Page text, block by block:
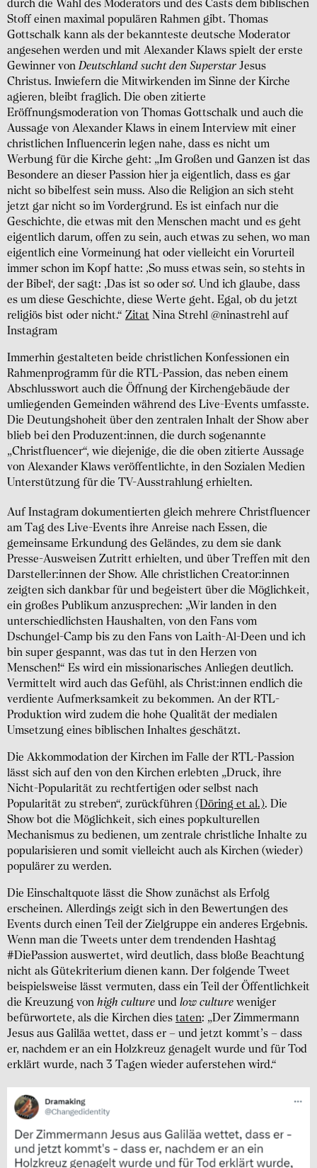
durch die Wahl des Moderators und des Casts dem biblischen
Stoff einen maximal populären Rahmen gibt. Thomas
Gottschalk kann als der bekannteste deutsche Moderator
angesehen werden und mit Alexander Klaws spielt der erste
Gewinner vonDeutschland sucht den Superstar Jesus
Christus. Inwiefern die Mitwirkenden im Sinne der Kirche
agieren, bleibt fraglich. Die oben zitierte
Eröffnungsmoderation von Thomas Gottschalk und auch die
Aussage von Alexander Klaws in einem Interview mit einer
christlichen Influencerin legen nahe, dass es nicht um
Werbung für die Kirche geht: „Im Großen und Ganzen ist das
Besondere an dieser Passion hier ja eigentlich, dass es gar
nicht so bibelfest sein muss. Also die Religion an sich steht
jetzt gar nicht so im Vordergrund. Es ist einfach nur die
Geschichte, die etwas mit den Menschen macht und es geht
eigentlich darum, offen zu sein, auch etwas zu sehen, wo man
eigentlich eine Vormeinung hat oder vielleicht ein Vorurteil
immer schon im Kopf hatte: ‚So muss etwas sein, so stehts in
der Bibel‘, der sagt: ‚Das ist so oder so‘. Und ich glaube, dass
es um diese Geschichte, diese Werte geht. Egal, ob du jetzt
religiös bist oder nicht.“ Zitat Nina Strehl @ninastrehl auf
Instagram
Immerhin gestalteten beide christlichen Konfessionen ein
Rahmenprogramm für die RTL-Passion, das neben einem
Abschlusswort auch die Öffnung der Kirchengebäude der
umliegenden Gemeinden während des Live-Events umfasste.
Die Deutungshoheit über den zentralen Inhalt der Show aber
blieb bei den Produzent:innen, die durch sogenannte
„Christfluencer“, wie diejenige, die die oben zitierte Aussage
von Alexander Klaws veröffentlichte, in den Sozialen Medien
Unterstützung für die TV-Ausstrahlung erhielten.
Auf Instagram dokumentierten gleich mehrere Christfluencer
am Tag des Live-Events ihre Anreise nach Essen, die
gemeinsame Erkundung des Geländes, zu dem sie dank
Presse-Ausweisen Zutritt erhielten, und über Treffen mit den
Darsteller:innen der Show. Alle christlichen Creator:innen
zeigten sich dankbar für und begeistert über die Möglichkeit,
ein großes Publikum anzusprechen: „Wir landen in den
unterschiedlichsten Haushalten, von den Fans vom
Dschungel-Camp bis zu den Fans von Laith-Al-Deen und ich
bin super gespannt, was das tut in den Herzen von
Menschen!“ Es wird ein missionarisches Anliegen deutlich.
Vermittelt wird auch das Gefühl, als Christ:innen endlich die
verdiente Aufmerksamkeit zu bekommen. An der RTL-
Produktion wird zudem die hohe Qualität der medialen
Umsetzung eines biblischen Inhaltes geschätzt.
Die Akkommodation der Kirchen im Falle der RTL-Passion
lässt sich auf den von den Kirchen erlebten „Druck, ihre
Nicht-Popularität zu rechtfertigen oder selbst nach
Popularität zu streben“, zurückführen (Döring et al.). Die
Show bot die Möglichkeit, sich eines popkulturellen
Mechanismus zu bedienen, um zentrale christliche Inhalte zu
popularisieren und somit vielleicht auch als Kirchen (wieder)
populärer zu werden.
Die Einschaltquote lässt die Show zunächst als Erfolg
erscheinen. Allerdings zeigt sich in den Bewertungen des
Events durch einen Teil der Zielgruppe ein anderes Ergebnis.
Wenn man die Tweets unter dem trendenden Hashtag
#DiePassion auswertet, wird deutlich, dass bloße Beachtung
nicht als Gütekriterium dienen kann. Der folgende Tweet
beispielsweise lässt vermuten, dass ein Teil der Öffentlichkeit
die Kreuzung von high culture und low culture weniger
befürwortete, als die Kirchen dies taten: „Der Zimmermann
Jesus aus Galiläa wettet, dass er – und jetzt kommt’s – dass
er, nachdem er an ein Holzkreuz genagelt wurde und für Tod
erklärt wurde, nach 3 Tagen wieder auferstehen wird.“